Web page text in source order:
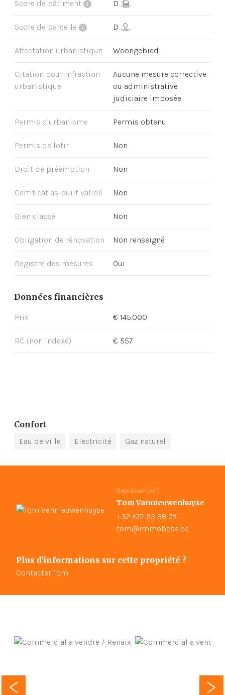
Score de bâtiment D
Score de parcelle D
Affectation urbanistique Woongebied
Citation pour infraction
urbanistique
Aucune mesure corrective
ou administrative
judiciaire imposée
Permis d’urbanisme Permis obtenu
Permis de lotir Non
Droit de préemption Non
Certificat as-built validé Non
Bien classé Non
Obligation de rénovation Non renseigné
Registre des mesures Oui
Données financières
Prix € 145.000
RC (non indexé) € 557
Confort
Eau de ville Electricité Gaz naturel
Représentant
Tom Vannieuwenhuyse
+32 472 93 98 79
tom@immoboss.be
Plus d'informations sur cette propriété ?
Contacter Tom